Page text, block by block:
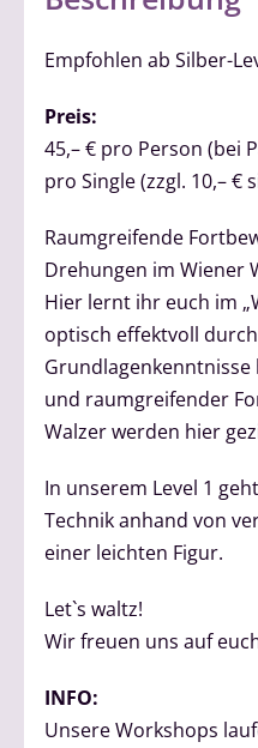
Empfohlen ab Silber-
Preis:
45,– € pro Person (bei
pro Single (zzgl. 10,– €
Raumgreifende
Drehungen im Wiener
Hier lernt ihr euch im
optisch effektvoll
und raumgreifender
Walzer werden hier
In unserem Level 1
Technik anhand von
einer leichten Figur.
Let`s waltz!
Wir freuen uns auf
INFO:
Unsere Workshops